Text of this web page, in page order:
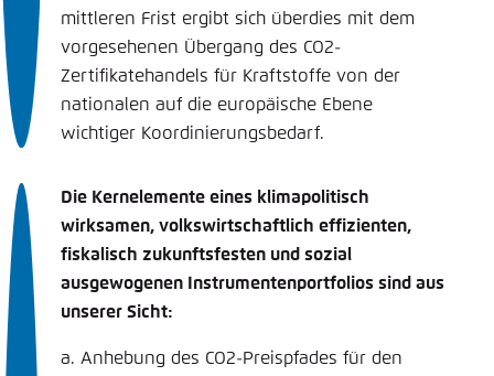
mittleren Frist ergibt sich überdies mit dem
vorgesehenen Übergang des CO2-
Zertifikatehandels für Kraftstoffe von der
nationalen auf die europäische Ebene
wichtiger Koordinierungsbedarf.
Die Kernelemente eines klimapolitisch
wirksamen, volkswirtschaftlich effizienten,
fiskalisch zukunftsfesten und sozial
ausgewogenen Instrumentenportfolios sind aus
unserer Sicht:
a. Anhebung des CO2-Preispfades für den